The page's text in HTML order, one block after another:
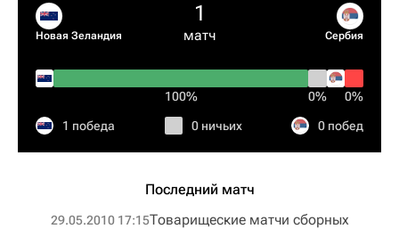
Новая Зеландия
1
матч Сербия
100% 0% 0%
1 победа 0 ничьих 0 побед
Последний матч
29.05.2010 17:15Товарищеские матчи сборных